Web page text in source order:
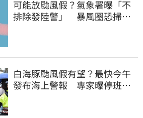
可能放颱風假？氣象署曝「不
排除發陸警」 暴風圈恐掃過2
白海豚颱風假有望？最快今午
發布海上警報 專家曝停班停